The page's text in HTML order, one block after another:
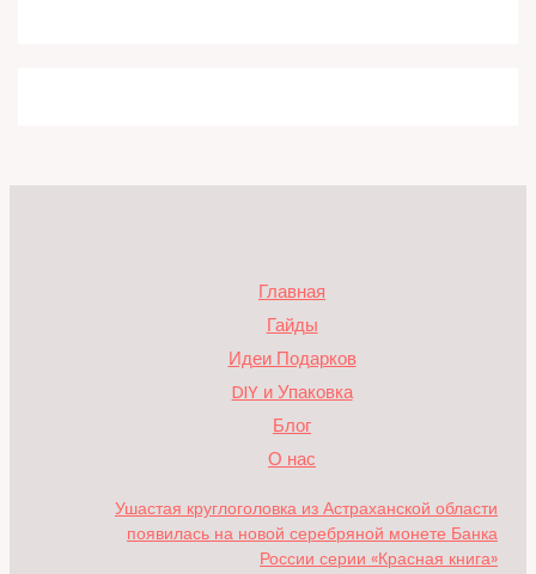
Главная
Гайды
Идеи Подарков
DIY и Упаковка
Блог
О нас
Ушастая круглоголовка из Астраханской области
появилась на новой серебряной монете Банка
России серии «Красная книга»